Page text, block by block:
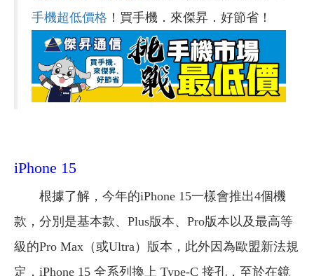
手機超低價格 ！買手機．來傑昇．好節省！
iPhone 15
根據了解，今年的iPhone 15一樣會推出4個機
款，分別是基本款、Plus版本、Pro版本以及最高等
級的Pro Max（或Ultra）版本，此外因為歐盟新法規
定，iPhone 15 全系列換上 Type-C 接孔，至於在鏡